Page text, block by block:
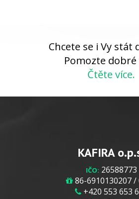
Chcete se i Vy stát
Pomozte dobré
Čtěte více.
KAFIRA
IČO: 26588773
86-6910130207 /
+420 553 653